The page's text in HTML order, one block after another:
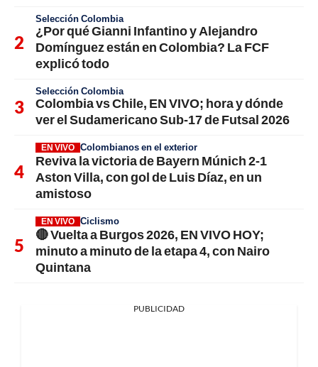
Selección Colombia
¿Por qué Gianni Infantino y Alejandro
Domínguez están en Colombia? La FCF
explicó todo
Selección Colombia
Colombia vs Chile, EN VIVO; hora y dónde
ver el Sudamericano Sub-17 de Futsal 2026
EN VIVO Colombianos en el exterior
Reviva la victoria de Bayern Múnich 2-1
Aston Villa, con gol de Luis Díaz, en un
amistoso
EN VIVO Ciclismo
🔴 Vuelta a Burgos 2026, EN VIVO HOY;
minuto a minuto de la etapa 4, con Nairo
Quintana
PUBLICIDAD